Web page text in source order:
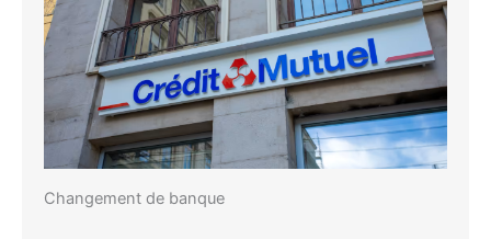
Changement de banque